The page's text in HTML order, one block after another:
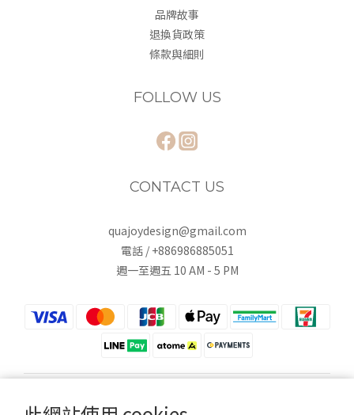
品牌故事
退換貨政策
條款與細則
FOLLOW US
CONTACT US
quajoydesign@gmail.com
電話 / +886986885051
週一至週五 10 AM - 5 PM